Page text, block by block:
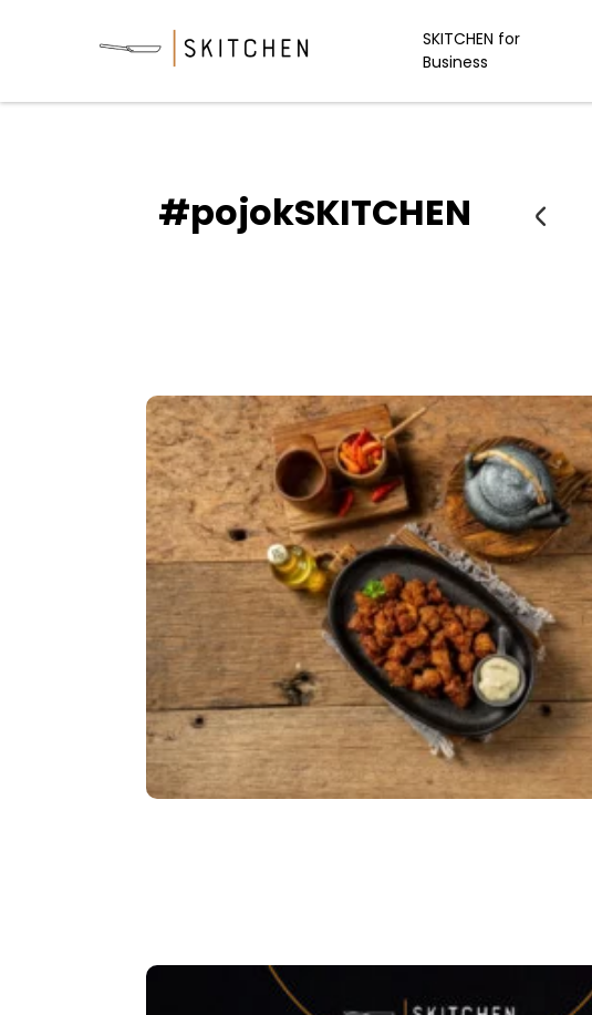
SKITCHEN for
Business
#pojokSKITCHEN